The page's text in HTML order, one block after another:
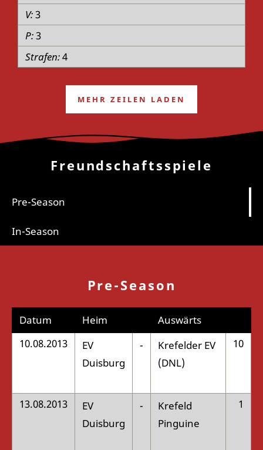
3
3
4
MEHR ZEILEN LADEN
Freundschaftsspiele
Pre-Season
In-Season
Pre-Season
Datum Heim
Auswärts
10.08.2013
EV
Duisburg
-
Krefelder EV
(DNL)
10
13.08.2013
EV
Duisburg
-
Krefeld
Pinguine
1